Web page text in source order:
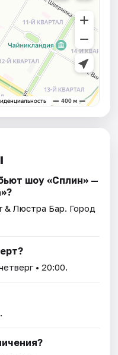
шоу «Сплин» —
& Люстра Бар. Город
• 20:00.